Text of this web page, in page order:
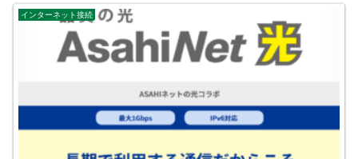
インターネット接続